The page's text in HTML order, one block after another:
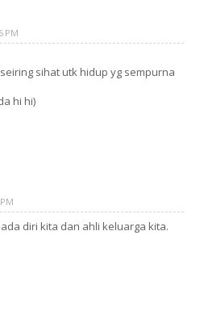
PM
sihat utk hidup yg sempurna
hi hi)
diri kita dan ahli keluarga kita.